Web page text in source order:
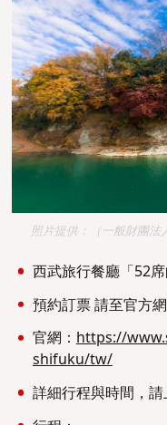
照片提供：（一般財團法
西武旅行餐廳「52
預約訂票 請至官方
官網：https://
shifuku/tw/
詳細行程與時間，